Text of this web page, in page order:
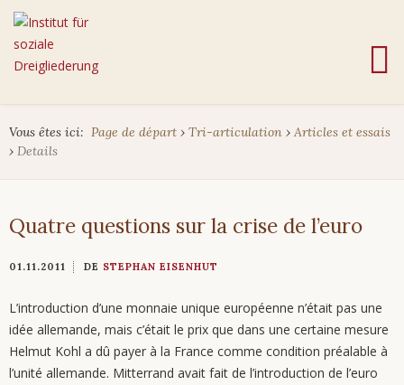
Vous êtes ici: Page de départ › Tri-articulation › Articles et essais
› Details
Quatre questions sur la crise de l’euro
01.11.2011 DE STEPHAN EISENHUT
L’introduction d’une monnaie unique européenne n’était pas une
idée allemande, mais c’était le prix que dans une certaine mesure
Helmut Kohl a dû payer à la France comme condition préalable à
l’unité allemande. Mitterrand avait fait de l’introduction de l’euro